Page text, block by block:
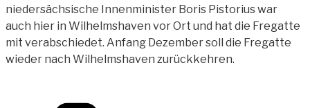
niedersächsische Innenminister Boris Pistorius war
auch hier in Wilhelmshaven vor Ort und hat die Fregatte
mit verabschiedet. Anfang Dezember soll die Fregatte
wieder nach Wilhelmshaven zurückkehren.